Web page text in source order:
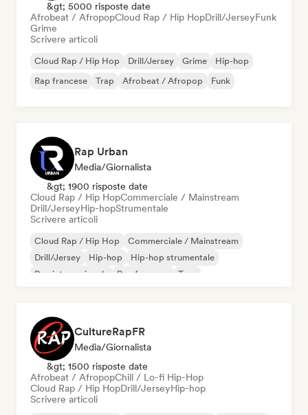
&gt; 5000 risposte date
Afrobeat / AfropopCloud Rap / Hip HopDrill/JerseyFunk
Grime
Scrivere articoli
Cloud Rap / Hip Hop Drill/Jersey Grime
Hip-hop
Rap francese
Trap Afrobeat / Afropop Funk
Rap Urban
Media/Giornalista
&gt; 1900 risposte date
Cloud Rap / Hip HopCommerciale / Mainstream
Drill/JerseyHip-hopStrumentale
Scrivere articoli
Cloud Rap / Hip Hop
Commerciale / Mainstream
Drill/Jersey
Hip-hop
Hip-hop strumentale
Rap internazionale
Rap francese Trap
CultureRapFR
Media/Giornalista
&gt; 1500 risposte date
Afrobeat / AfropopChill / Lo-fi Hip-Hop
Cloud Rap / Hip HopDrill/JerseyHip-hop
Scrivere articoli